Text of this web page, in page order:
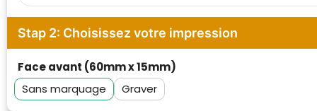
Stap 2: Choisissez votre impression
Face avant (60mm x 15mm)
Sans marquage
Graver